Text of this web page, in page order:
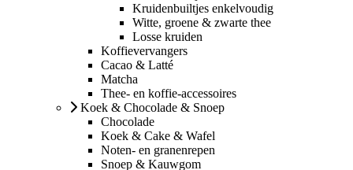
Kruidenbuiltjes enkelvoudig
Witte, groene & zwarte thee
Losse kruiden
Koffievervangers
Cacao & Latté
Matcha
Thee- en koffie-accessoires
Koek & Chocolade & Snoep
Chocolade
Koek & Cake & Wafel
Noten- en granenrepen
Snoep & Kauwgom